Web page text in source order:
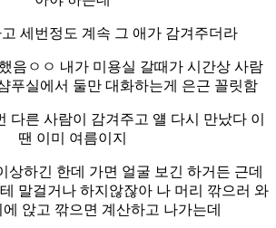
세번정도 계속 그 애가 감겨주더라
음ㅇㅇ 내가 미용실 갈때가 시간상 사람
푸실에서 둘만 대화하는게 은근 꼴릿함
다른 사람이 감겨주고 얠 다시 만났다 이
땐 이미 여름이지
상하긴 한데 가면 얼굴 보긴 하거든 근데
말걸거나 하지않잖아 나 머리 깎으러 와
앉고 깎으면 계산하고 나가는데